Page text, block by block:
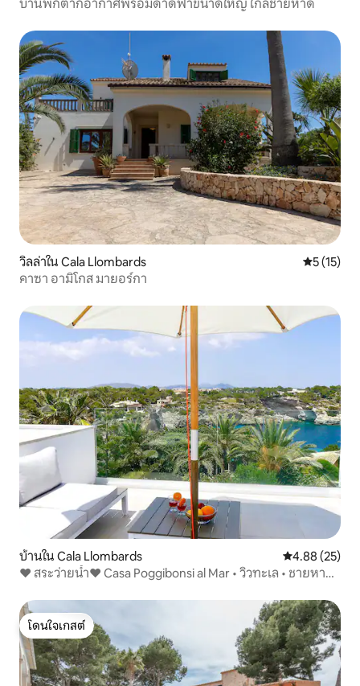
บ้านพักตากอากาศพร้อมดาดฟ้าขนาดใหญ่ ใกล้ชายหาด
วิลล่าใน Cala Llombards คะแนนเฉลี่
5 (15)
คาซา อามิโกส มายอร์กา
บ้านใน Cala Llombards คะแนนเฉลี่ย
4.88 (25)
♥ สระว่ายน้ำ♥ Casa Poggibonsi al Mar • วิวทะเล • ชายหาด
โดนใจเกสต์
โดนใจเกสต์